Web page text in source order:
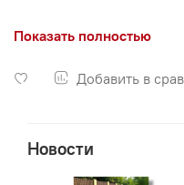
Добавить в
оригинальным методом
свойствам
зацепления батутных
Показать полностью
Новости